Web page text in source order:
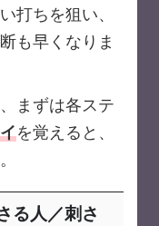
打ちを狙い、
も早くなりま
まずは各ステ
を覚えると、
る人／刺さ